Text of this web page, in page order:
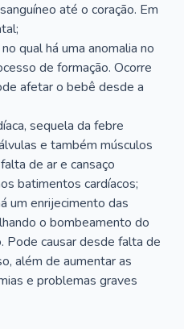
até o coração. Em
qual há uma anomalia no
de formação. Ocorre
afetar o bebê desde a
sequela da febre
e também músculos
de ar e cansaço
batimentos cardíacos;
um enrijecimento das
o bombeamento do
Pode causar desde falta de
além de aumentar as
e problemas graves